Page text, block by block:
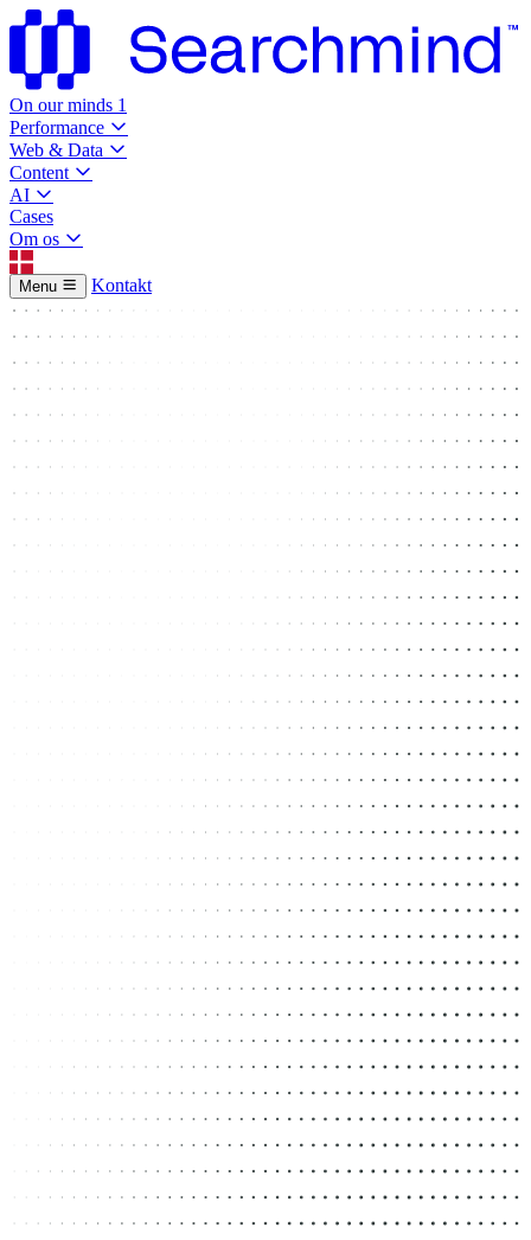
On our minds 1
Performance
Web & Data
Content
AI
Cases
Om os
Menu Kontakt